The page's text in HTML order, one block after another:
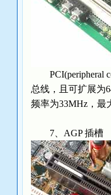
PCI(peripheral
总线，且可扩展为
频率为33MHz，最
7、AGP 插槽